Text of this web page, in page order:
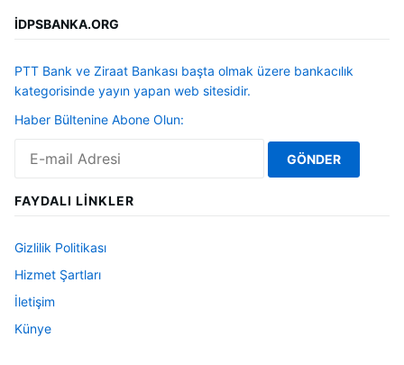
İDPSBANKA.ORG
PTT Bank ve Ziraat Bankası başta olmak üzere bankacılık
kategorisinde yayın yapan web sitesidir.
Haber Bültenine Abone Olun:
FAYDALI LINKLER
Gizlilik Politikası
Hizmet Şartları
İletişim
Künye